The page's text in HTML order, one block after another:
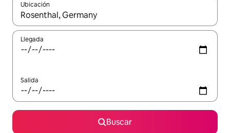
Ubicación
Cuando los resultados estén disponibles, navega con las
Llegada
Salida
Buscar